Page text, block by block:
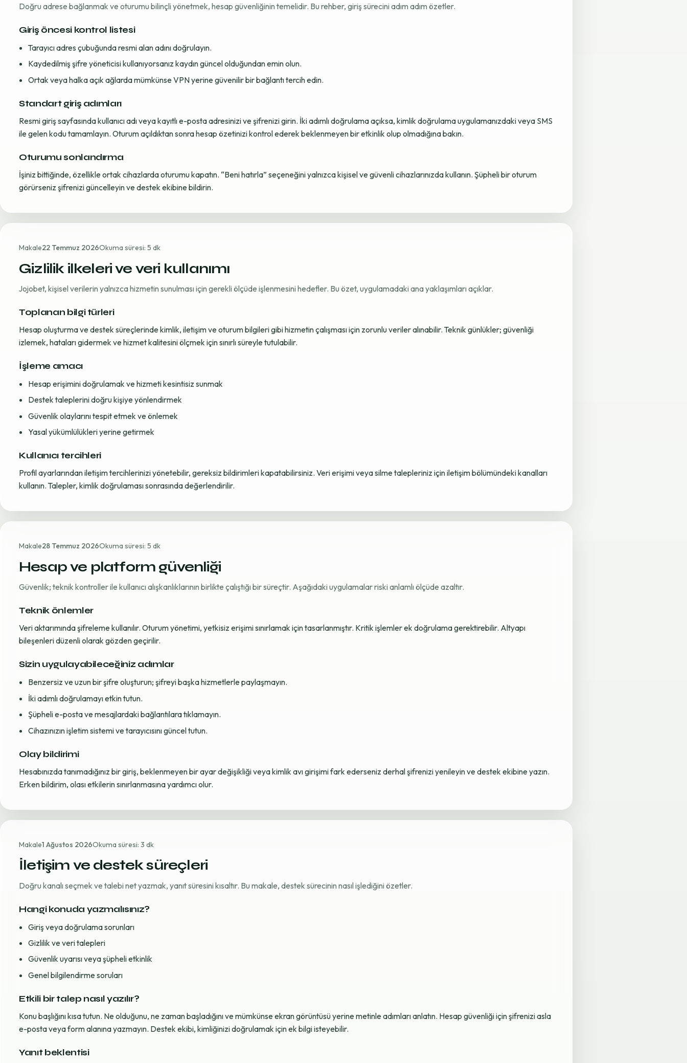
Doğru adrese bağlanmak ve oturumu bilinçli yönetmek, hesap güvenliğinin temelidir. Bu rehber, giriş sürecini adım adım özetler.
Giriş öncesi kontrol listesi
Tarayıcı adres çubuğunda resmi alan adını doğrulayın.
Kaydedilmiş şifre yöneticisi kullanıyorsanız kaydın güncel olduğundan emin olun.
Ortak veya halka açık ağlarda mümkünse VPN yerine güvenilir bir bağlantı tercih edin.
Standart giriş adımları
Resmi giriş sayfasında kullanıcı adı veya kayıtlı e-posta adresinizi ve şifrenizi girin. İki adımlı doğrulama açıksa, kimlik doğrulama uygulamanızdaki veya SMS
ile gelen kodu tamamlayın. Oturum açıldıktan sonra hesap özetinizi kontrol ederek beklenmeyen bir etkinlik olup olmadığına bakın.
Oturumu sonlandırma
İşiniz bittiğinde, özellikle ortak cihazlarda oturumu kapatın. “Beni hatırla” seçeneğini yalnızca kişisel ve güvenli cihazlarınızda kullanın. Şüpheli bir oturum
görürseniz şifrenizi güncelleyin ve destek ekibine bildirin.
Makale22 Temmuz 2026Okuma süresi: 5 dk
Gizlilik ilkeleri ve veri kullanımı
Jojobet, kişisel verilerin yalnızca hizmetin sunulması için gerekli ölçüde işlenmesini hedefler. Bu özet, uygulamadaki ana yaklaşımları açıklar.
Toplanan bilgi türleri
Hesap oluşturma ve destek süreçlerinde kimlik, iletişim ve oturum bilgileri gibi hizmetin çalışması için zorunlu veriler alınabilir. Teknik günlükler; güvenliği
izlemek, hataları gidermek ve hizmet kalitesini ölçmek için sınırlı süreyle tutulabilir.
İşleme amacı
Hesap erişimini doğrulamak ve hizmeti kesintisiz sunmak
Destek taleplerini doğru kişiye yönlendirmek
Güvenlik olaylarını tespit etmek ve önlemek
Yasal yükümlülükleri yerine getirmek
Kullanıcı tercihleri
Profil ayarlarından iletişim tercihlerinizi yönetebilir, gereksiz bildirimleri kapatabilirsiniz. Veri erişimi veya silme talepleriniz için iletişim bölümündeki kanalları
kullanın. Talepler, kimlik doğrulaması sonrasında değerlendirilir.
Makale28 Temmuz 2026Okuma süresi: 5 dk
Hesap ve platform güvenliği
Güvenlik; teknik kontroller ile kullanıcı alışkanlıklarının birlikte çalıştığı bir süreçtir. Aşağıdaki uygulamalar riski anlamlı ölçüde azaltır.
Teknik önlemler
Veri aktarımında şifreleme kullanılır. Oturum yönetimi, yetkisiz erişimi sınırlamak için tasarlanmıştır. Kritik işlemler ek doğrulama gerektirebilir. Altyapı
bileşenleri düzenli olarak gözden geçirilir.
Sizin uygulayabileceğiniz adımlar
Benzersiz ve uzun bir şifre oluşturun; şifreyi başka hizmetlerle paylaşmayın.
İki adımlı doğrulamayı etkin tutun.
Şüpheli e-posta ve mesajlardaki bağlantılara tıklamayın.
Cihazınızın işletim sistemi ve tarayıcısını güncel tutun.
Olay bildirimi
Hesabınızda tanımadığınız bir giriş, beklenmeyen bir ayar değişikliği veya kimlik avı girişimi fark ederseniz derhal şifrenizi yenileyin ve destek ekibine yazın.
Erken bildirim, olası etkilerin sınırlanmasına yardımcı olur.
Makale1 Ağustos 2026Okuma süresi: 3 dk
İletişim ve destek süreçleri
Doğru kanalı seçmek ve talebi net yazmak, yanıt süresini kısaltır. Bu makale, destek sürecinin nasıl işlediğini özetler.
Hangi konuda yazmalısınız?
Giriş veya doğrulama sorunları
Gizlilik ve veri talepleri
Güvenlik uyarısı veya şüpheli etkinlik
Genel bilgilendirme soruları
Etkili bir talep nasıl yazılır?
Konu başlığını kısa tutun. Ne olduğunu, ne zaman başladığını ve mümkünse ekran görüntüsü yerine metinle adımları anlatın. Hesap güvenliği için şifrenizi asla
e-posta veya form alanına yazmayın. Destek ekibi, kimliğinizi doğrulamak için ek bilgi isteyebilir.
Yanıt beklentisi